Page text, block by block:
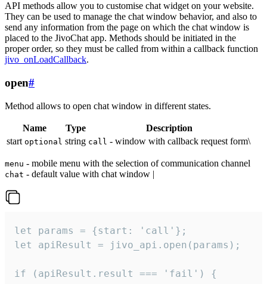
API methods allow you to customise chat widget on your website.
They can be used to manage the chat window behavior, and also to
send any information from the page on which the chat window is
placed to the JivoChat app. Methods should be initiated in the
proper order, so they must be called from within a callback function
jivo_onLoadCallback.
open#
Method allows to open chat window in different states.
Name Type
Description
start optional string call - window with callback request form\
menu - mobile menu with the selection of communication channel
chat - default value with chat window |
let params = {start: 'call'};
let apiResult = jivo_api.open(params);
if (apiResult.result === 'fail') {